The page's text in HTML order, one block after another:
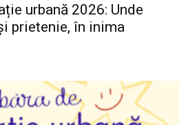
urbană 2026: Unde
prietenie, în inima